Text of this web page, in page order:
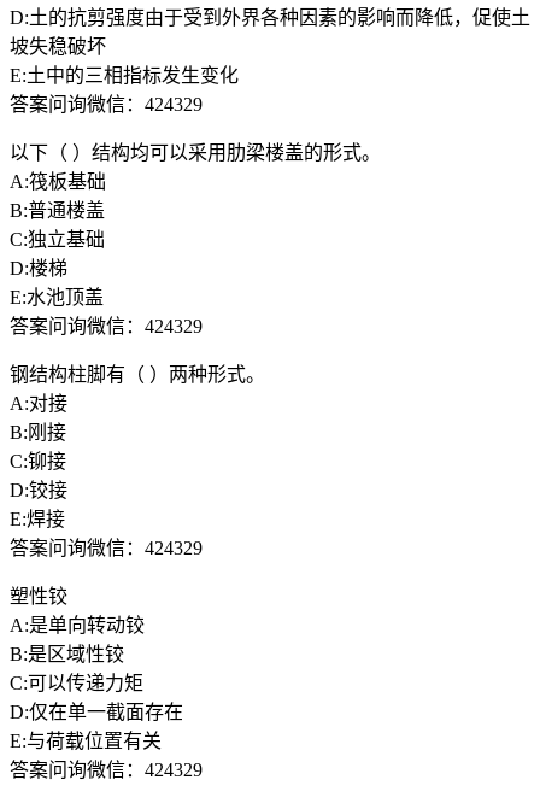
D:土的抗剪强度由于受到外界各种因素的影响而降低，促使土
坡失稳破坏
E:土中的三相指标发生变化
答案问询微信：424329
以下（ ）结构均可以采用肋梁楼盖的形式。
A:筏板基础
B:普通楼盖
C:独立基础
D:楼梯
E:水池顶盖
答案问询微信：424329
钢结构柱脚有（ ）两种形式。
A:对接
B:刚接
C:铆接
D:铰接
E:焊接
答案问询微信：424329
塑性铰
A:是单向转动铰
B:是区域性铰
C:可以传递力矩
D:仅在单一截面存在
E:与荷载位置有关
答案问询微信：424329